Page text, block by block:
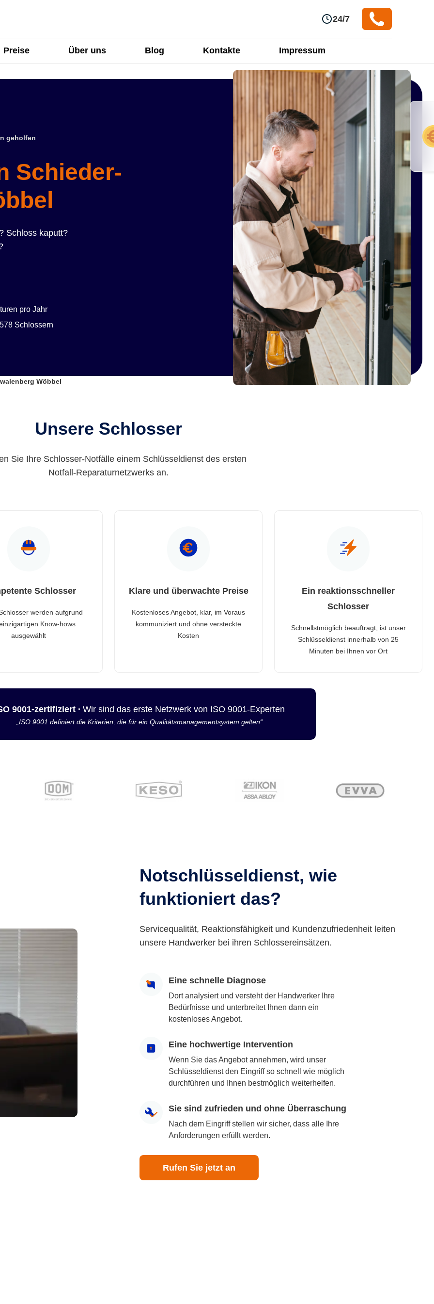
24/7
Preise Über uns Blog Kontakte Impressum
geholfen
Schieder-
Schloss kaputt?
pro Jahr
Schlossern
Wöbbel
Unsere Schlosser
Sie Ihre Schlosser-Notfälle einem Schlüsseldienst des ersten
Notfall-Reparaturnetzwerks an.
Schlosser
werden aufgrund
Know-hows
ausgewählt
Klare und überwachte Preise
Kostenloses Angebot, klar, im Voraus
kommuniziert und ohne versteckte
Kosten
Ein reaktionsschneller
Schlosser
Schnellstmöglich beauftragt, ist unser
Schlüsseldienst innerhalb von 25
Minuten bei Ihnen vor Ort
9001-zertifiziert · Wir sind das erste Netzwerk von ISO 9001-Experten
„ISO 9001 definiert die Kriterien, die für ein Qualitätsmanagementsystem gelten“
Notschlüsseldienst, wie
funktioniert das?
Servicequalität, Reaktionsfähigkeit und Kundenzufriedenheit leiten
unsere Handwerker bei ihren Schlossereinsätzen.
Eine schnelle Diagnose
Dort analysiert und versteht der Handwerker Ihre
Bedürfnisse und unterbreitet Ihnen dann ein
kostenloses Angebot.
Eine hochwertige Intervention
Wenn Sie das Angebot annehmen, wird unser
Schlüsseldienst den Eingriff so schnell wie möglich
durchführen und Ihnen bestmöglich weiterhelfen.
Sie sind zufrieden und ohne Überraschung
Nach dem Eingriff stellen wir sicher, dass alle Ihre
Anforderungen erfüllt werden.
Rufen Sie jetzt an